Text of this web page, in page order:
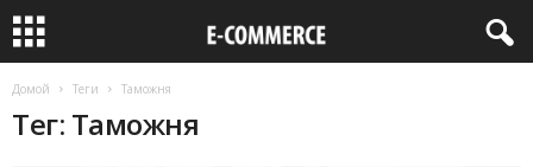
Домой Теги Таможня
Тег: Таможня